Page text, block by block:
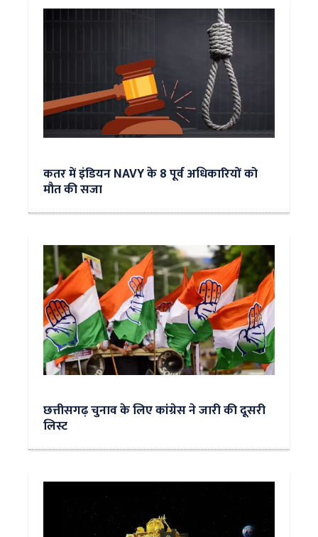
कतर में इंडियन NAVY के 8 पूर्व अधिकारियों को
मौत की सजा
छत्तीसगढ़ चुनाव के लिए कांग्रेस ने जारी की दूसरी
लिस्ट